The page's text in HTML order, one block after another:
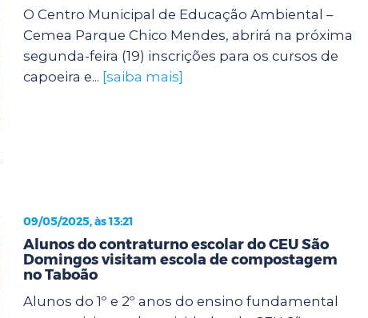
O Centro Municipal de Educação Ambiental –
Cemea Parque Chico Mendes, abrirá na próxima
segunda-feira (19) inscrições para os cursos de
capoeira e... [saiba mais]
09/05/2025, às 13:21
Alunos do contraturno escolar do CEU São
Domingos visitam escola de compostagem
no Taboão
Alunos do 1º e 2º anos do ensino fundamental